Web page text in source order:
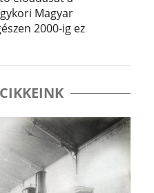
Magyar
2000-ig ez